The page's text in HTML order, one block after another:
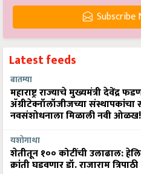
Latest feeds
बातम्या
महाराष्ट्र राज्याचे मुख्यमंत्री देवेंद्र
ॲग्रीटेक्नॉलॉजीजच्या संस्थापकांचा
नवसंशोधनाला मिळाली नवी ओळख!
यशोगाथा
शेतीतून १०० कोटींची उलाढाल:
क्रांती घडवणार डॉ. राजाराम त्रिपाठी